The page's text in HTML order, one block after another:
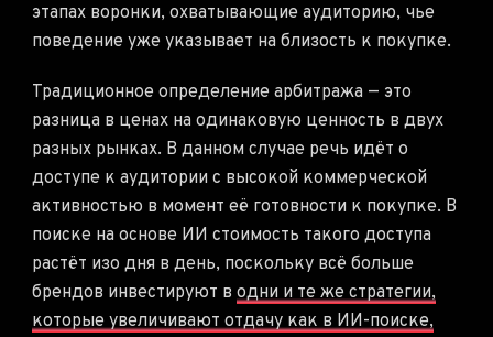
этапах воронки, охватывающие аудиторию, чье
поведение уже указывает на близость к покупке.
Традиционное определение арбитража — это
разница в ценах на одинаковую ценность в двух
разных рынках. В данном случае речь идёт о
доступе к аудитории с высокой коммерческой
активностью в момент её готовности к покупке. В
поиске на основе ИИ стоимость такого доступа
растёт изо дня в день, поскольку всё больше
брендов инвестируют в одни и те же стратегии,
которые увеличивают отдачу как в ИИ-поиске,